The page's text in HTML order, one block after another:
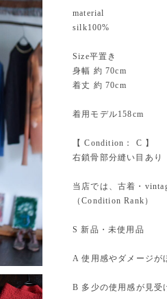
material
silk100%
Size平置き
身幅 約 70cm
着丈 約 70cm
着用モデル158cm
【 Condition： C 】
右鎖骨部分縫い目あり
当店では、古着・
（Condition Rank）
S 新品・未使用品
A 使用感やダメージが
B 多少の使用感が見受